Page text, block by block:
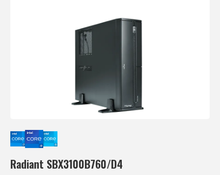
Radiant SBX3100B760/D4